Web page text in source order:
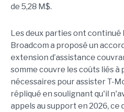
de 5,28 M$.
Les deux parties ont continué
Broadcom a proposé un
extension d’assistance
somme couvre les coûts liés à
nécessaires pour assister T-
répliqué en soulignant qu'il
appels au support en 2026, ce